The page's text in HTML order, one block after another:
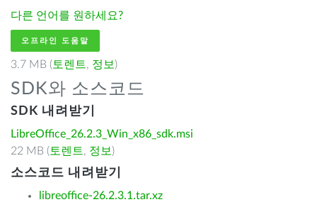
다른 언어를 원하세요?
오프라인 도움말
3.7 MB ( 토렌트, 정보 )
SDK와 소스코드
SDK 내려받기
LibreOffice_26.2.3_Win_x86_sdk.msi
22 MB ( 토렌트, 정보 )
소스코드 내려받기
libreoffice-26.2.3.1.tar.xz